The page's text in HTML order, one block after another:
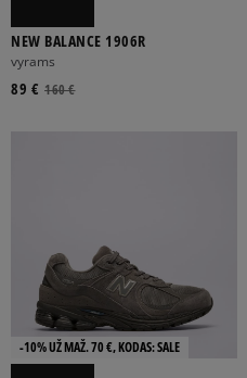
NEW BALANCE 1906R
vyrams
160 €
89 €
-10% UŽ MAŽ. 70 €, KODAS: SALE